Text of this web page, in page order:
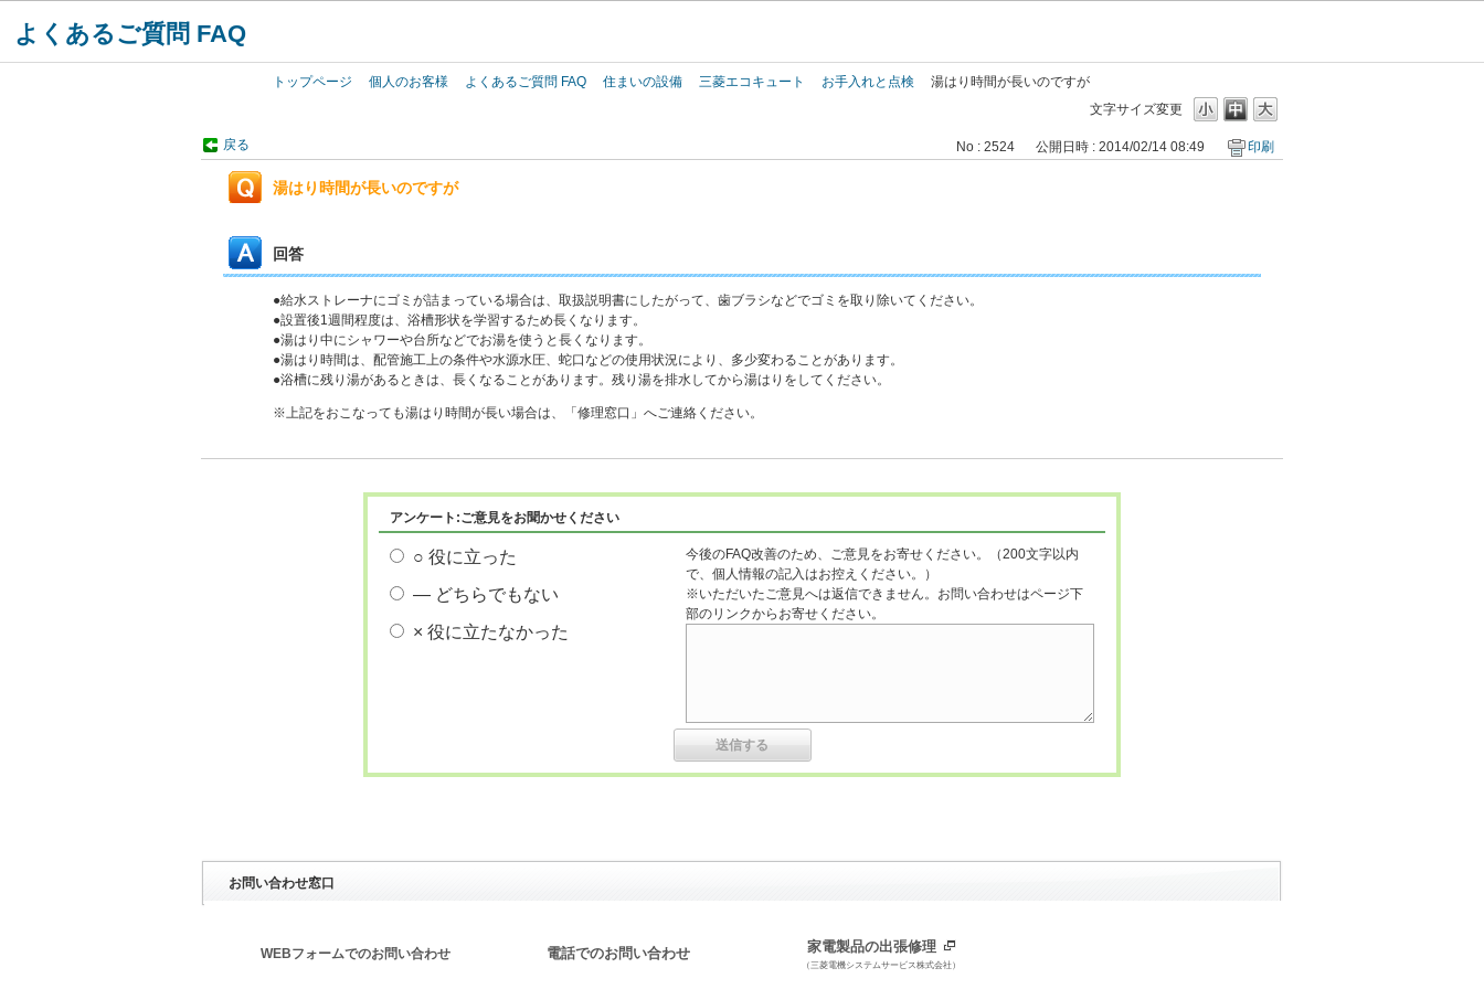
よくあるご質問 FAQ
トップページ 個人のお客様 よくあるご質問 FAQ 住まいの設備 三菱エコキュート お手入れと点検
湯はり時間が長いのですが
文字サイズ変更
戻る No : 2524 公開日時 : 2014/02/14 08:49 印刷
湯はり時間が長いのですが
回答
●給水ストレーナにゴミが詰まっている場合は、取扱説明書にしたがって、歯ブラシなどでゴミを取り除いてください。
●設置後1週間程度は、浴槽形状を学習するため長くなります。
●湯はり中にシャワーや台所などでお湯を使うと長くなります。
●湯はり時間は、配管施工上の条件や水源水圧、蛇口などの使用状況により、多少変わることがあります。
●浴槽に残り湯があるときは、長くなることがあります。残り湯を排水してから湯はりをしてください。
※上記をおこなっても湯はり時間が長い場合は、「修理窓口」へご連絡ください。
アンケート:ご意見をお聞かせください
○ 役に立った
― どちらでもない
× 役に立たなかった
今後のFAQ改善のため、ご意見をお寄せください。（200文字以内
で、個人情報の記入はお控えください。）
※いただいたご意見へは返信できません。お問い合わせはページ下
部のリンクからお寄せください。
お問い合わせ窓口
WEBフォームでのお問い合わせ 電話でのお問い合わせ 家電製品の出張修理
（三菱電機システムサービス株式会社）